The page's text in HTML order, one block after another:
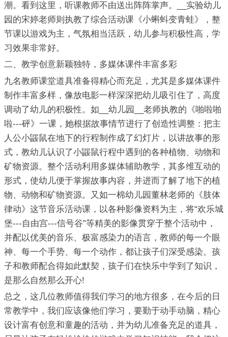
潮。看到这里，听课教师不由送出阵阵掌声。__实验幼儿
园的宋婷老师则执教了综合活动课《小蝌蚪变青蛙》，整
节课以游戏为主，气氛相当活跃，幼儿参与积极性高，学
习效果非常好。
二、教学创意新颖独特，多媒体课件丰富多彩
九名教师课堂道具准备得精心而充足，尤其是多媒体课件
制作丰富多样，像放电影一样深深把幼儿吸引住了，高度
调动了幼儿的积极性。如__幼儿园__老师执教的《啪啦啪
啦---砰》一课，她根据故事情节进行了创造性调整：把主
人公小鼹鼠在地下的行程制作成了幻灯片，以讲故事的形
式，教幼儿认识了小鼹鼠行程中遇到的各种植物、动物和
矿物资源。整个活动利用多媒体辅助教学，其多维互动的
形式，使幼儿便于掌握故事内容，并进而了解了地下的植
物、动物和矿物资源。又如一棉幼儿园董林老师的《肢体
律动》这节音乐活动课，以各种影像资料为主，将“欢乐城
堡---自由宫---信号谷”等精美的影像贯穿于整个活动中，
并配以优美的音乐、极富感染力的语言，教师的每一个眼
神、每一个手势、每一个动作，都让孩子们深受感染。孩
子和教师配合得如此默契，孩子们在快乐中学到了知识，
是那么自然那么开心!
总之，这几位教师值得我们学习的地方很多，在今后的日
常教学中，我们应该像他们学习，要勤于动手动脑，精心
设计富有创意和童趣的活动，并为幼儿准备充足的道具，